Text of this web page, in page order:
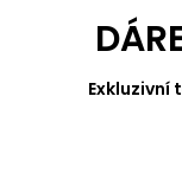
Exkluzivní